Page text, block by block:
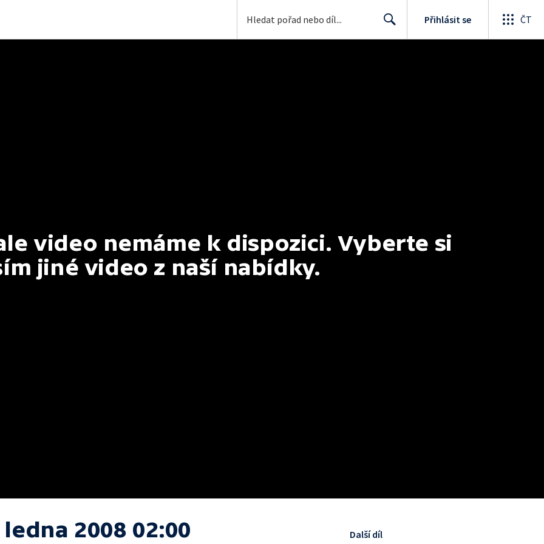
Přihlásit se ČT
video nemáme k dispozici. Vyberte si
jiné video z naší nabídky.
ledna 2008 02:00 Další díl